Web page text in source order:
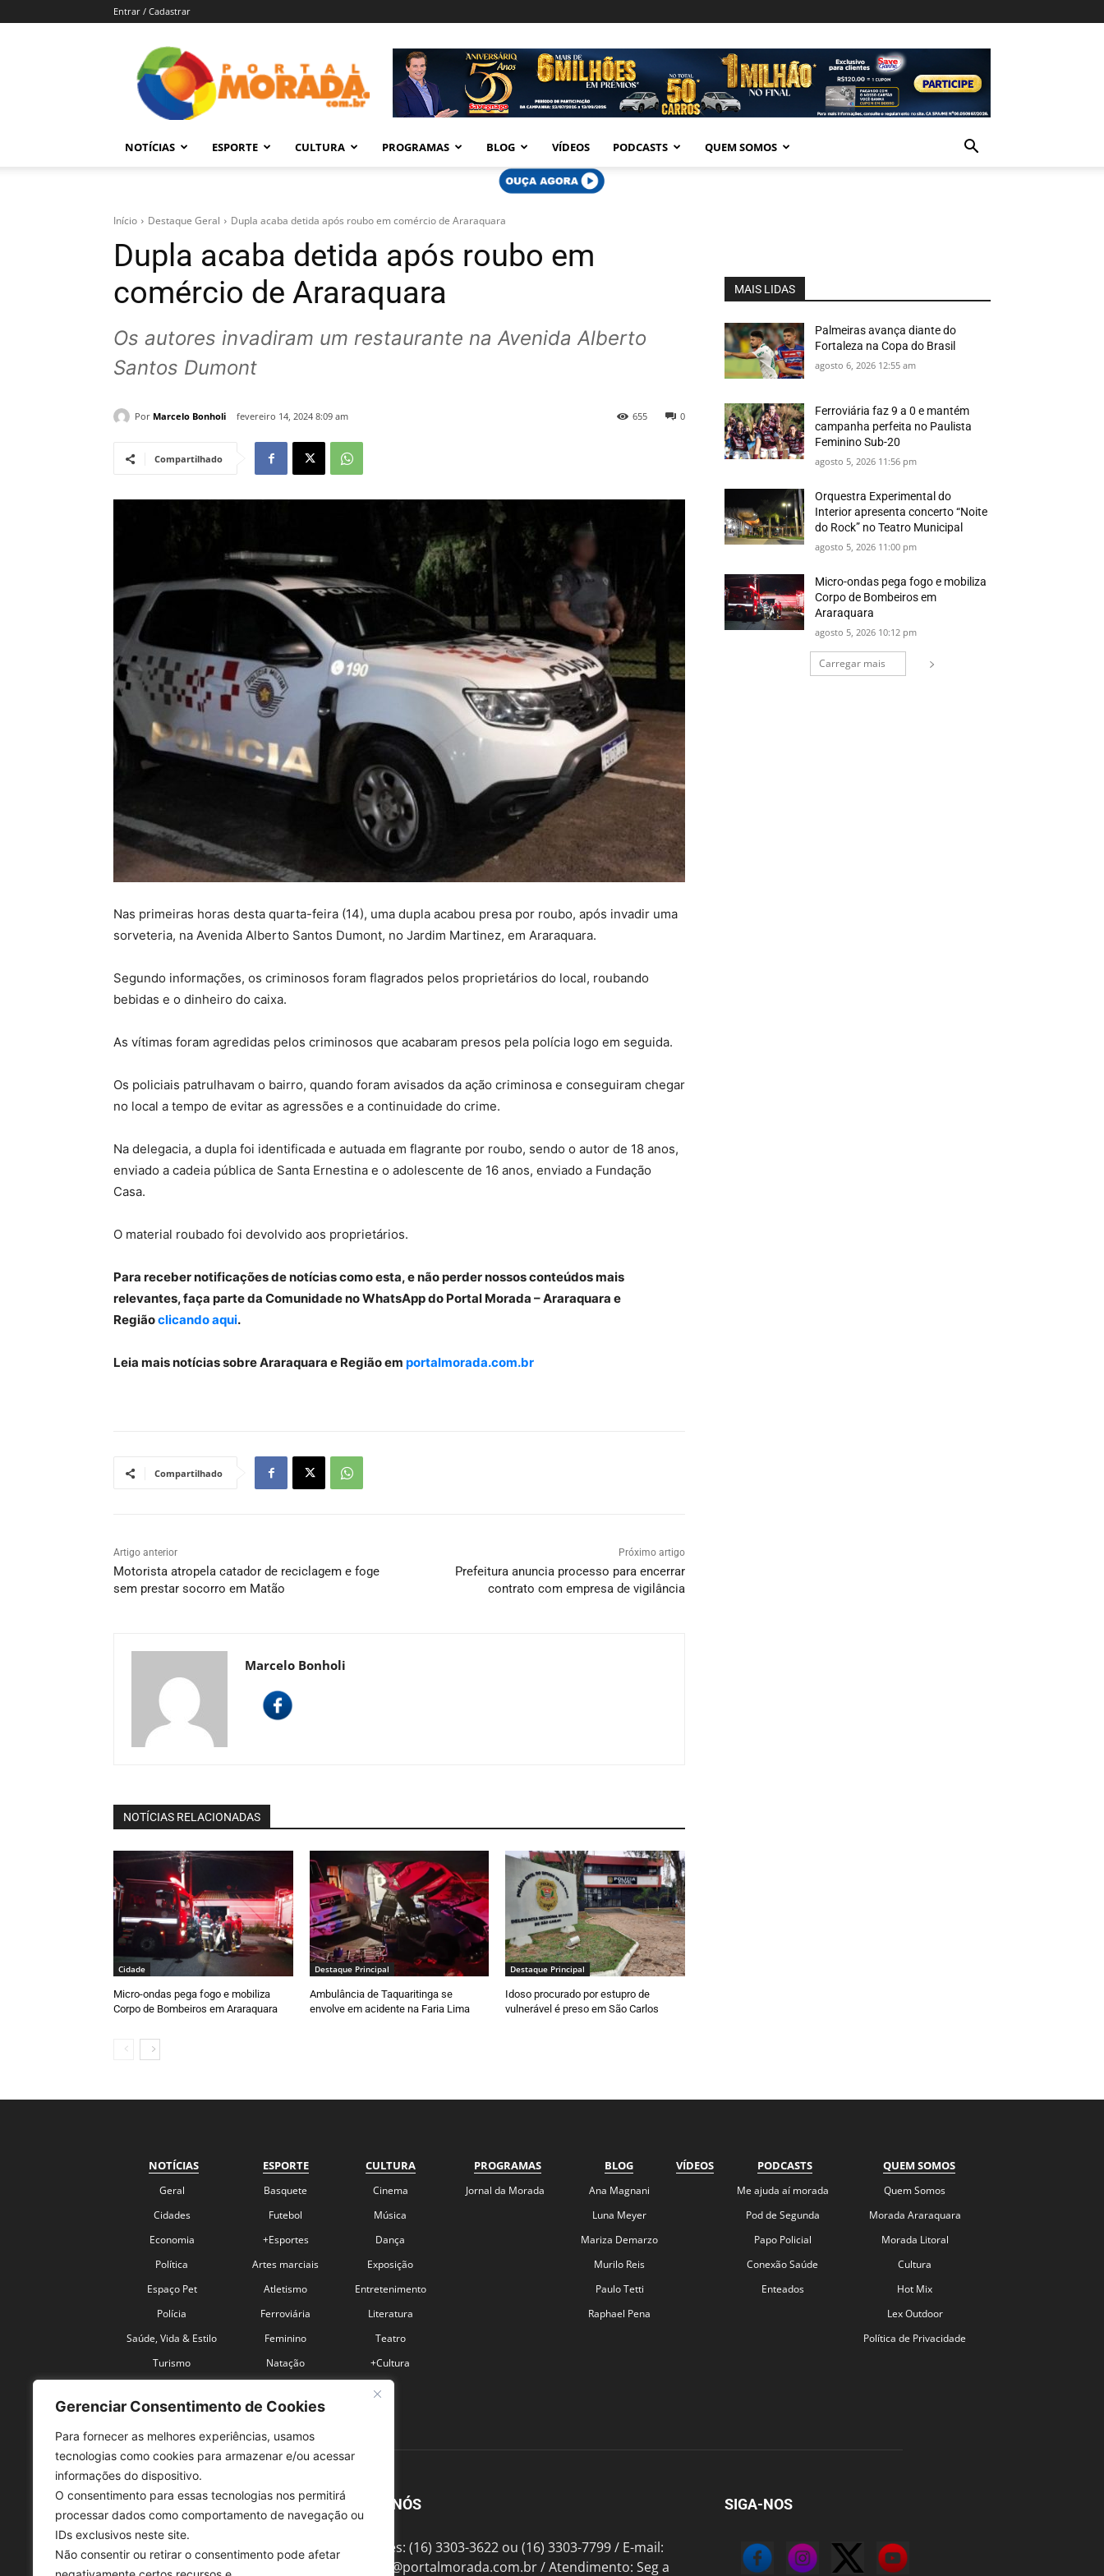
Gerenciar Consentimento de Cookies
Para fornecer as melhores experiências, usamos
tecnologias como cookies para armazenar e/ou acessar
informações do dispositivo.
O consentimento para essas tecnologias nos permitirá
processar dados como comportamento de navegação ou
IDs exclusivos neste site.
Não consentir ou retirar o consentimento pode afetar
Entrar / Cadastrar
Morada
–
Araraquara
NOTÍCIAS ESPORTE CULTURA PROGRAMAS BLOG VÍDEOS PODCASTS QUEM SOMOS
Início Destaque Geral Dupla acaba detida após roubo em comércio de Araraquara
Dupla acaba detida após roubo em
comércio de Araraquara
Os autores invadiram um restaurante na Avenida Alberto
Santos Dumont
Por Marcelo Bonholi fevereiro 14, 2024 8:09 am 0
655
Compartilhado
Nas primeiras horas desta quarta-feira (14), uma dupla acabou presa por roubo, após invadir uma
sorveteria, na Avenida Alberto Santos Dumont, no Jardim Martinez, em Araraquara.
Segundo informações, os criminosos foram flagrados pelos proprietários do local, roubando
bebidas e o dinheiro do caixa.
As vítimas foram agredidas pelos criminosos que acabaram presos pela polícia logo em seguida.
Os policiais patrulhavam o bairro, quando foram avisados da ação criminosa e conseguiram chegar
no local a tempo de evitar as agressões e a continuidade do crime.
Na delegacia, a dupla foi identificada e autuada em flagrante por roubo, sendo o autor de 18 anos,
enviado a cadeia pública de Santa Ernestina e o adolescente de 16 anos, enviado a Fundação
Casa.
O material roubado foi devolvido aos proprietários.
Para receber notificações de notícias como esta, e não perder nossos conteúdos mais
relevantes, faça parte da Comunidade no WhatsApp do Portal Morada – Araraquara e
Regiãoclicando aqui.
Leia mais notícias sobre Araraquara e Região em portalmorada.com.br
Compartilhado
Artigo anterior
Motorista atropela catador de reciclagem e foge
sem prestar socorro em Matão
Próximo artigo
Prefeitura anuncia processo para encerrar
contrato com empresa de vigilância
Marcelo Bonholi
NOTÍCIAS RELACIONADAS
Cidade
Micro-ondas pega fogo e mobiliza
Corpo de Bombeiros em Araraquara
Destaque Principal
Ambulância de Taquaritinga se
envolve em acidente na Faria Lima
Destaque Principal
Idoso procurado por estupro de
vulnerável é preso em São Carlos
MAIS LIDAS
Palmeiras avança diante do
Fortaleza na Copa do Brasil
agosto 6, 2026 12:55 am
Ferroviária faz 9 a 0 e mantém
campanha perfeita no Paulista
Feminino Sub-20
agosto 5, 2026 11:56 pm
Orquestra Experimental do
Interior apresenta concerto “Noite
do Rock” no Teatro Municipal
agosto 5, 2026 11:00 pm
Micro-ondas pega fogo e mobiliza
Corpo de Bombeiros em
Araraquara
agosto 5, 2026 10:12 pm
Carregar mais
NOTÍCIAS
Geral
Cidades
Economia
Política
Espaço Pet
Polícia
Saúde, Vida & Estilo
Turismo
ESPORTE
Basquete
Futebol
+Esportes
Artes marciais
Atletismo
Ferroviária
Feminino
Natação
CULTURA
Cinema
Música
Dança
Exposição
Entretenimento
Literatura
Teatro
+Cultura
PROGRAMAS
Jornal da Morada
BLOG
Ana Magnani
Luna Meyer
Mariza Demarzo
Murilo Reis
Paulo Tetti
Raphael Pena
VÍDEOS PODCASTS
Me ajuda aí morada
Pod de Segunda
Papo Policial
Conexão Saúde
Enteados
QUEM SOMOS
Quem Somos
Morada Araraquara
Morada Litoral
Cultura
Hot Mix
Lex Outdoor
Política de Privacidade
SOBRE NÓS
Telefones: (16) 3303-3622 ou (16) 3303-7799 / E-mail:
contato@portalmorada.com.br/ Atendimento: Seg a
SIGA-NOS